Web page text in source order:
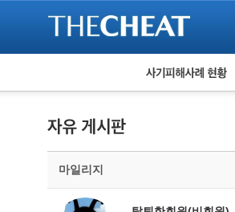
피해사례 현황
유해사이트 목록
비공개 피해사례
마일리지